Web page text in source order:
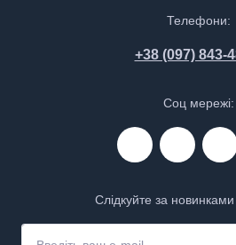
Телефони:
+38 (097) 843-
Соц мережі:
Слідкуйте за